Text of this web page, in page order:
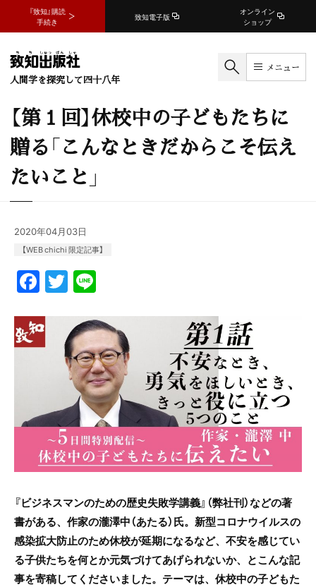
『致知』購読
手続き
致知電子版
オンライン
ショップ
人間学を探究して四十八年
メニュー
【第１回】休校中の子どもたちに
贈る「こんなときだからこそ伝え
たいこと」
2020年04月03日
【WEB chichi 限定記事】
F
a
c
e
o
k
T
w
itt
er
e
『ビジネスマンのための歴史失敗学講義』（弊社刊）などの著
書がある、作家の瀧澤中（あたる）氏。 新型コロナウイルスの
感染拡大防止のため休校が延期になるなど、不安を感じてい
る子供たちを何とか元気づけてあげられないか、とこんな記
事を寄稿してくださいました。テーマは、休校中の子どもた